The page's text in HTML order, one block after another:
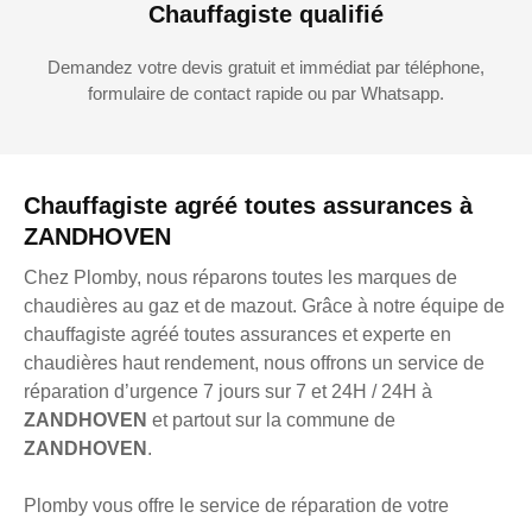
Chauffagiste agréé toutes assurances à
ZANDHOVEN
Chez Plomby, nous réparons toutes les marques de
chaudières au gaz et de mazout. Grâce à notre équipe de
chauffagiste agréé toutes assurances et experte en
chaudières haut rendement, nous offrons un service de
réparation d’urgence 7 jours sur 7 et 24H / 24H à
ZANDHOVEN et partout sur la commune de
ZANDHOVEN .
Plomby vous offre le service de réparation de votre
Chauffagiste qualifié
Demandez votre devis gratuit et immédiat par téléphone,
formulaire de contact rapide ou par Whatsapp.